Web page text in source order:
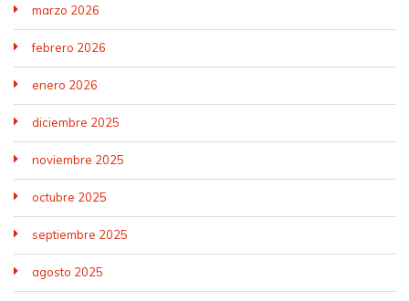
marzo 2026
febrero 2026
enero 2026
diciembre 2025
noviembre 2025
octubre 2025
septiembre 2025
agosto 2025